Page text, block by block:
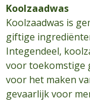
Koolzaadwas
Koolzaadwas is
giftige
Integendeel,
voor toekomstige
voor het maken
gevaarlijk voor